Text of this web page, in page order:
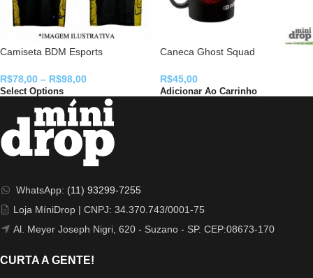
Camiseta BDM Esports
R$78,00 – R$98,00
Select Options
Caneca Ghost Squad
R$45,00
Adicionar Ao Carrinho
WhatsApp: (11) 93299-7255
Loja MíniDrop | CNPJ: 34.370.743/0001-75
Al. Meyer Joseph Nigri, 620 - Suzano - SP. CEP:08673-170
CURTA A GENTE!